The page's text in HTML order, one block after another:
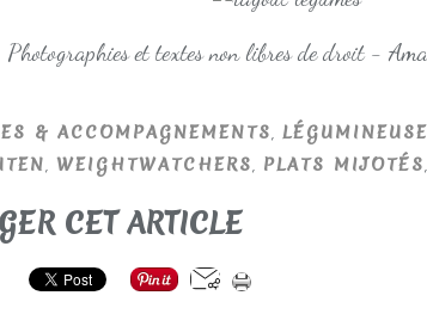
Photographies et textes non libres de droit -
& ACCOMPAGNEMENTS,
, WEIGHTWATCHERS, PLATS MIJOTÉS,
CET ARTICLE